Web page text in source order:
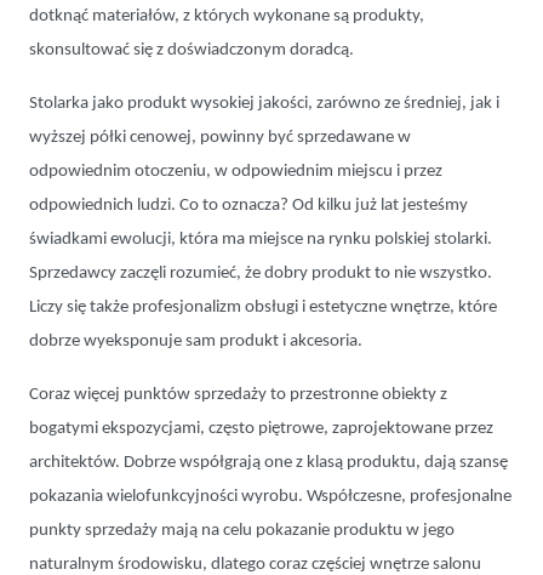
dotknąć materiałów, z których wykonane są produkty,
skonsultować się z doświadczonym doradcą.
Stolarka jako produkt wysokiej jakości, zarówno ze średniej, jak i
wyższej półki cenowej, powinny być sprzedawane w
odpowiednim otoczeniu, w odpowiednim miejscu i przez
odpowiednich ludzi. Co to oznacza? Od kilku już lat jesteśmy
świadkami ewolucji, która ma miejsce na rynku polskiej stolarki.
Sprzedawcy zaczęli rozumieć, że dobry produkt to nie wszystko.
Liczy się także profesjonalizm obsługi i estetyczne wnętrze, które
dobrze wyeksponuje sam produkt i akcesoria.
Coraz więcej punktów sprzedaży to przestronne obiekty z
bogatymi ekspozycjami, często piętrowe, zaprojektowane przez
architektów. Dobrze współgrają one z klasą produktu, dają szansę
pokazania wielofunkcyjności wyrobu. Współczesne, profesjonalne
punkty sprzedaży mają na celu pokazanie produktu w jego
naturalnym środowisku, dlatego coraz częściej wnętrze salonu